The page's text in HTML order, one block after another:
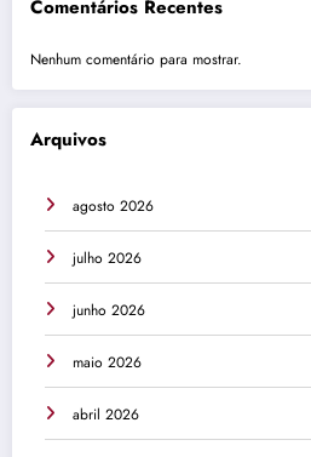
Comentários Recentes
Nenhum comentário para mostrar.
Arquivos
agosto 2026
julho 2026
junho 2026
maio 2026
abril 2026